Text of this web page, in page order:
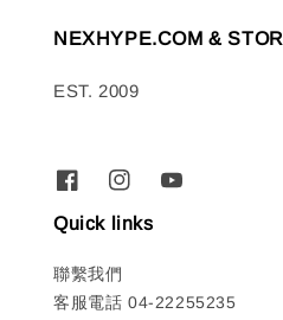
NEXHYPE.COM &
EST. 2009
Quick links
聯繫我們
客服電話 04-22255235